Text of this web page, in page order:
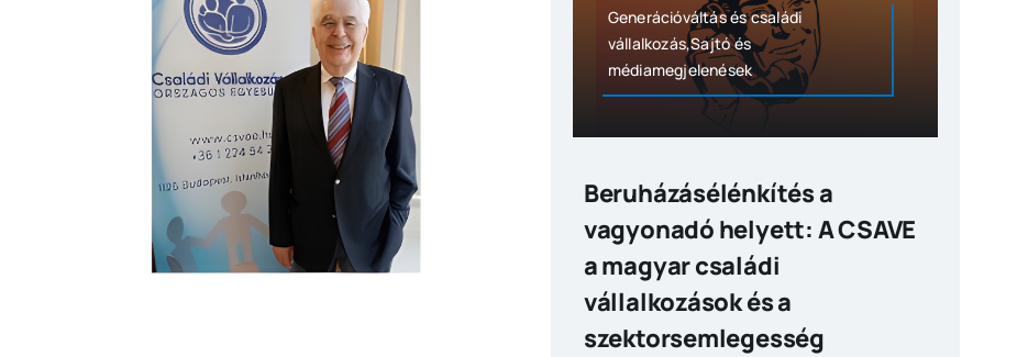
Generációváltás és családi
vállalkozás,Sajtó és
médiamegjelenések
Beruházásélénkítés a
vagyonadó helyett: A CSAVE
a magyar családi
vállalkozások és a
szektorsemlegesség